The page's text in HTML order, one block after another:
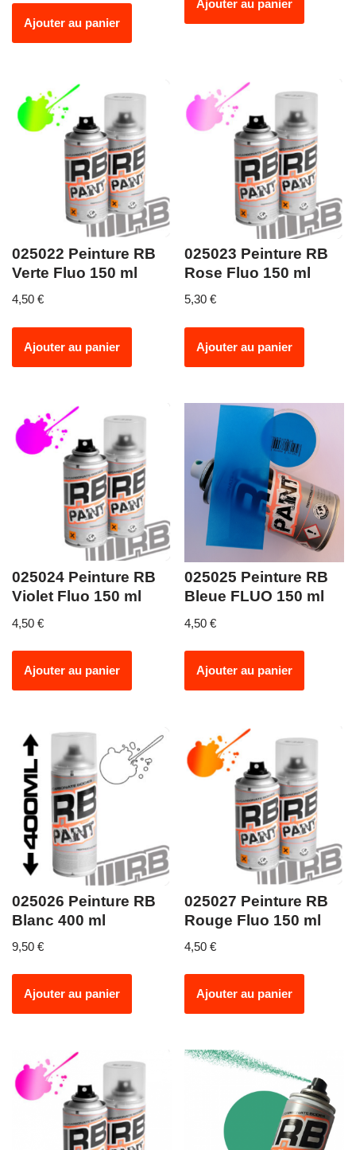
Ajouter au panier
Ajouter au panier
025022 Peinture RB
Verte Fluo 150 ml
4,50 €
Ajouter au panier
025023 Peinture RB
Rose Fluo 150 ml
5,30€
Ajouter au panier
025024 Peinture RB
Violet Fluo 150 ml
4,50 €
Ajouter au panier
025025 Peinture RB
Bleue FLUO 150 ml
4,50€
Ajouter au panier
025026 Peinture RB
Blanc 400 ml
9,50 €
Ajouter au panier
025027 Peinture RB
Rouge Fluo 150 ml
4,50€
Ajouter au panier